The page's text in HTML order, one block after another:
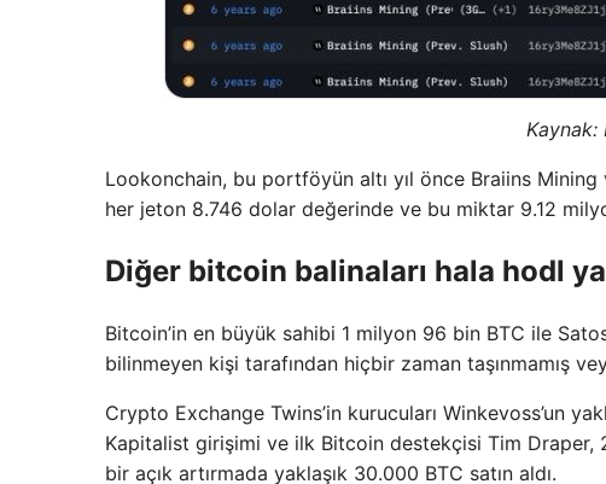
Kaynak:
Lookonchain, bu portföyün altı yıl önce Braiins Mining
her jeton 8.746 dolar değerinde ve bu miktar 9.12
Diğer bitcoin balinaları hala hodl
Bitcoin’in en büyük sahibi 1 milyon 96 bin BTC ile
bilinmeyen kişi tarafından hiçbir zaman taşınmamış
Crypto Exchange Twins’in kurucuları Winkevoss’un
Kapitalist girişimi ve ilk Bitcoin destekçisi Tim Draper,
bir açık artırmada yaklaşık 30.000 BTC satın aldı.